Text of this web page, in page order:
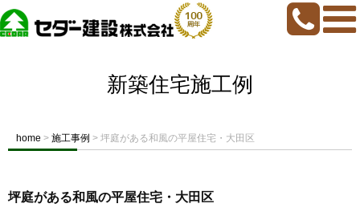
新築住宅施工例
home > 施工事例 > 坪庭がある和風の平屋住宅・大田区
坪庭がある和風の平屋住宅・大田区